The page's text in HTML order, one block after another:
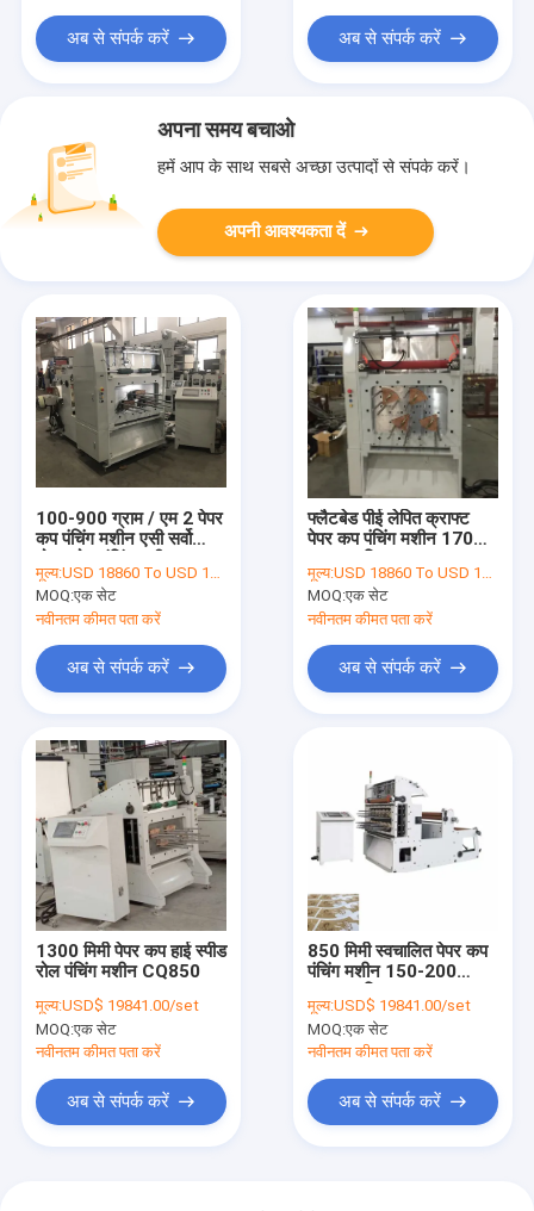
अब से संपर्क करें अब से संपर्क करें
अपना समय बचाओ
हमें आप के साथ सबसे अच्छा उत्पादों से संपर्क करें।
अपनी आवश्यकता दें
100-900 ग्राम / एम 2 पेपर
कप पंचिंग मशीन एसी सर्वो
मूल्य:USD 18860 To USD 19000 Per Set
MOQ:एक सेट
नवीनतम कीमत पता करें
अब से संपर्क करें
फ्लैटबेड पीई लेपित क्राफ्ट
पेपर कप पंचिंग मशीन 170
मूल्य:USD 18860 To USD 19000 Per Set
MOQ:एक सेट
नवीनतम कीमत पता करें
अब से संपर्क करें
1300 मिमी पेपर कप हाई स्पीड
रोल पंचिंग मशीन CQ850
मूल्य:USD$ 19841.00/set
MOQ:एक सेट
नवीनतम कीमत पता करें
अब से संपर्क करें
850 मिमी स्वचालित पेपर कप
पंचिंग मशीन 150-200
मूल्य:USD$ 19841.00/set
MOQ:एक सेट
नवीनतम कीमत पता करें
अब से संपर्क करें